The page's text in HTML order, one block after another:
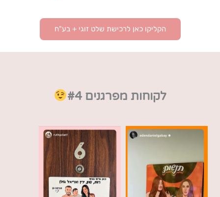
הקליקו כאן לרכישת שלט זוגי + בע"ח
לקוחות מפרגנים #4